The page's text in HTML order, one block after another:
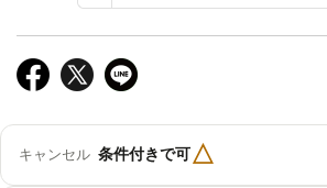
キャンセル 条件付きで可△